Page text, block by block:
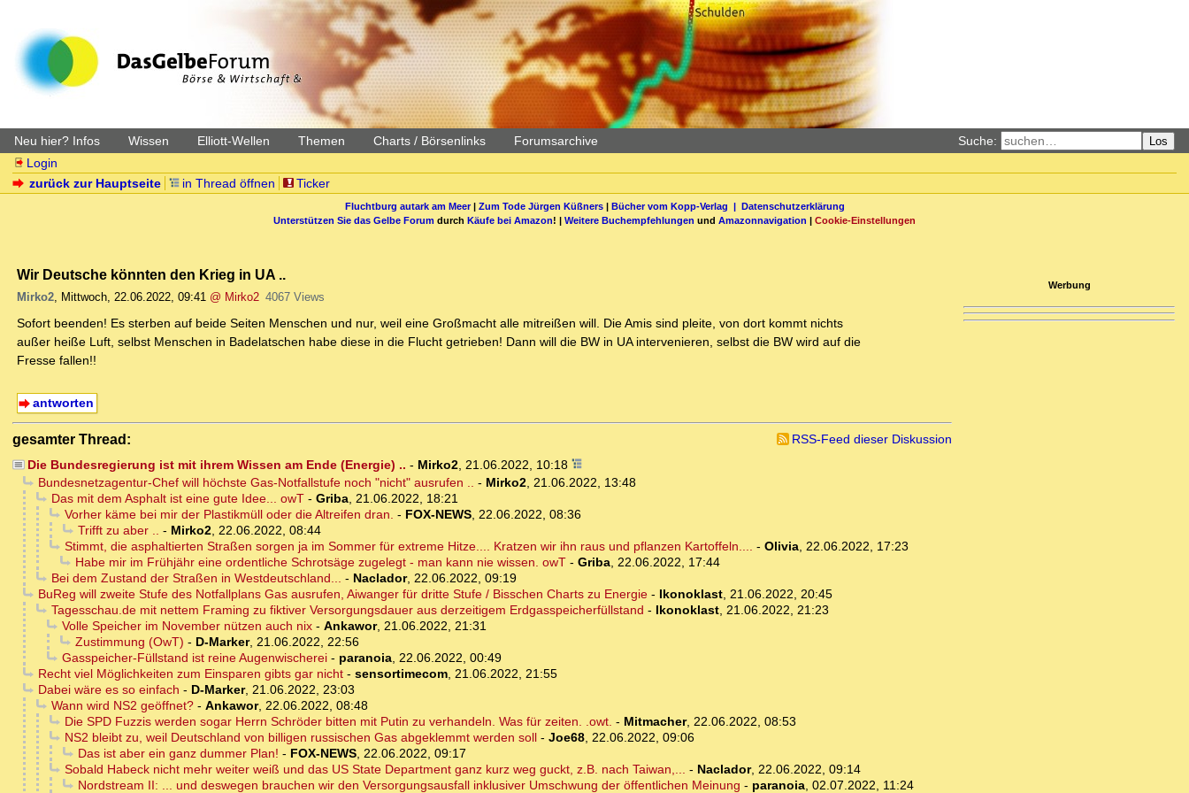
Neu hier? Infos Wissen Elliott-Wellen Themen Charts / Börsenlinks Forumsarchive Suche: Los
Login
zurück zur Hauptseite
in Thread öffnen Ticker
Fluchtburg autark am Meer| Zum Tode Jürgen Küßners| Bücher vom Kopp-Verlag | Datenschutzerklärung
Unterstützen Sie das Gelbe Forum durch Käufe bei Amazon! | Weitere Buchempfehlungen und Amazonnavigation | Cookie-Einstellungen
Wir Deutsche könnten den Krieg in UA ..
Mirko2, Mittwoch, 22.06.2022, 09:41 @ Mirko2 4067 Views
Sofort beenden! Es sterben auf beide Seiten Menschen und nur, weil eine Großmacht alle mitreißen will. Die Amis sind pleite, von dort kommt nichts
außer heiße Luft, selbst Menschen in Badelatschen habe diese in die Flucht getrieben! Dann will die BW in UA intervenieren, selbst die BW wird auf die
Fresse fallen!!
antworten
gesamter Thread:
RSS-Feed dieser Diskussion
Die Bundesregierung ist mit ihrem Wissen am Ende (Energie) .. - Mirko2, 21.06.2022, 10:18
Bundesnetzagentur-Chef will höchste Gas-Notfallstufe noch "nicht" ausrufen .. - Mirko2, 21.06.2022, 13:48
Das mit dem Asphalt ist eine gute Idee... owT- Griba, 21.06.2022, 18:21
Vorher käme bei mir der Plastikmüll oder die Altreifen dran. - FOX-NEWS, 22.06.2022, 08:36
Trifft zu aber .. - Mirko2, 22.06.2022, 08:44
Stimmt, die asphaltierten Straßen sorgen ja im Sommer für extreme Hitze.... Kratzen wir ihn raus und pflanzen Kartoffeln.... - Olivia, 22.06.2022, 17:23
Habe mir im Frühjähr eine ordentliche Schrotsäge zugelegt - man kann nie wissen. owT- Griba, 22.06.2022, 17:44
Bei dem Zustand der Straßen in Westdeutschland... - Naclador, 22.06.2022, 09:19
BuReg will zweite Stufe des Notfallplans Gas ausrufen, Aiwanger für dritte Stufe / Bisschen Charts zu Energie- Ikonoklast, 21.06.2022, 20:45
Tagesschau.de mit nettem Framing zu fiktiver Versorgungsdauer aus derzeitigem Erdgasspeicherfüllstand - Ikonoklast, 21.06.2022, 21:23
Volle Speicher im November nützen auch nix- Ankawor, 21.06.2022, 21:31
Zustimmung (OwT) - D-Marker, 21.06.2022, 22:56
Gasspeicher-Füllstand ist reine Augenwischerei- paranoia, 22.06.2022, 00:49
Recht viel Möglichkeiten zum Einsparen gibts gar nicht- sensortimecom, 21.06.2022, 21:55
Dabei wäre es so einfach - D-Marker, 21.06.2022, 23:03
Wann wird NS2 geöffnet?- Ankawor, 22.06.2022, 08:48
Die SPD Fuzzis werden sogar Herrn Schröder bitten mit Putin zu verhandeln. Was für zeiten. .owt. - Mitmacher, 22.06.2022, 08:53
NS2 bleibt zu, weil Deutschland von billigen russischen Gas abgeklemmt werden soll- Joe68, 22.06.2022, 09:06
Das ist aber ein ganz dummer Plan! - FOX-NEWS, 22.06.2022, 09:17
Sobald Habeck nicht mehr weiter weiß und das US State Department ganz kurz weg guckt, z.B. nach Taiwan,... - Naclador, 22.06.2022, 09:14
Nordstream II: ... und deswegen brauchen wir den Versorgungsausfall inklusiver Umschwung der öffentlichen Meinung - paranoia, 02.07.2022, 11:24
Werbung